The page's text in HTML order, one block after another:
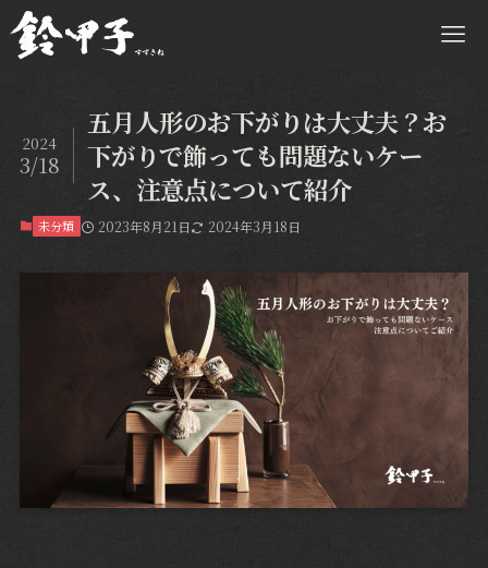
五月人形のお下がりは大丈夫？お
下がりで飾っても問題ないケー
ス、注意点について紹介
2024
3/18
未分類 2023年8月21日 2024年3月18日